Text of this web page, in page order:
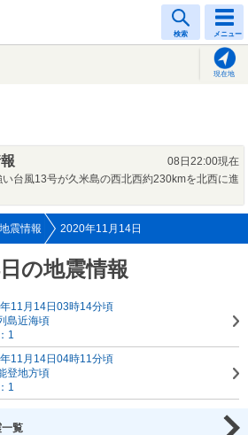
検索 メニュー
現在地
08日22:00現在
い台風13号が久米島の西北西約230kmを北西に進
震情報 2020年11月14日
の地震情報
11月14日03時14分頃
島近海頃
1
11月14日04時11分頃
登地方頃
1
覧